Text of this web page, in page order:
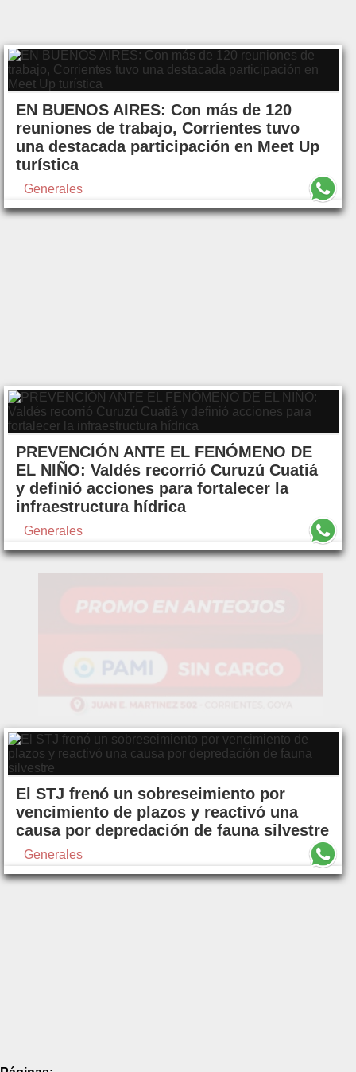
EN BUENOS AIRES: Con más de 120
reuniones de trabajo, Corrientes tuvo
una destacada participación en Meet Up
turística
Generales
PREVENCIÓN ANTE EL FENÓMENO DE
EL NIÑO: Valdés recorrió Curuzú Cuatiá
y definió acciones para fortalecer la
infraestructura hídrica
Generales
El STJ frenó un sobreseimiento por
vencimiento de plazos y reactivó una
causa por depredación de fauna silvestre
Generales